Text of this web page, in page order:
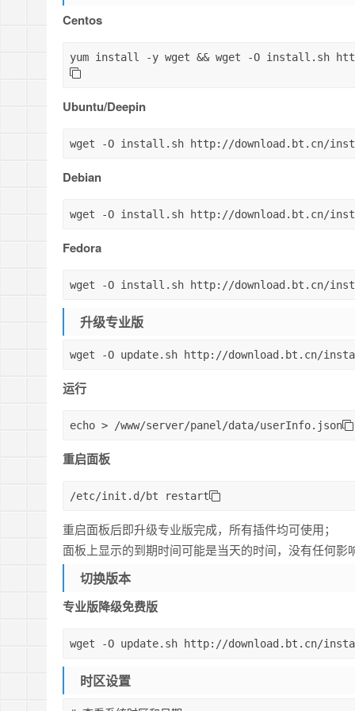
Centos
yum install -y wget && wget -O install.sh
Ubuntu/Deepin
wget -O install.sh http://download.bt.cn/
Debian
wget -O install.sh http://download.bt.cn/
Fedora
wget -O install.sh http://download.bt.cn/
升级专业版
wget -O update.sh http://download.bt.cn/
运行
echo > /www/server/panel/data/userInfo.json
重启面板
/etc/init.d/bt restart
重启面板后即升级专业版完成，所有插件均可使用；
面板上显示的到期时间可能是当天的时间，没有任何影
切换版本
专业版降级免费版
wget -O update.sh http://download.bt.cn/
时区设置